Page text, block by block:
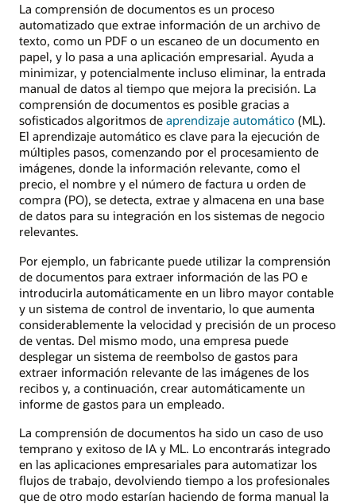
La comprensión de documentos es un proceso
automatizado que extrae información de un archivo de
texto, como un PDF o un escaneo de un documento en
papel, y lo pasa a una aplicación empresarial. Ayuda a
minimizar, y potencialmente incluso eliminar, la entrada
manual de datos al tiempo que mejora la precisión. La
comprensión de documentos es posible gracias a
sofisticados algoritmos de aprendizaje automático (ML).
El aprendizaje automático es clave para la ejecución de
múltiples pasos, comenzando por el procesamiento de
imágenes, donde la información relevante, como el
precio, el nombre y el número de factura u orden de
compra (PO), se detecta, extrae y almacena en una base
de datos para su integración en los sistemas de negocio
relevantes.
Por ejemplo, un fabricante puede utilizar la comprensión
de documentos para extraer información de las PO e
introducirla automáticamente en un libro mayor contable
y un sistema de control de inventario, lo que aumenta
considerablemente la velocidad y precisión de un proceso
de ventas. Del mismo modo, una empresa puede
desplegar un sistema de reembolso de gastos para
extraer información relevante de las imágenes de los
recibos y, a continuación, crear automáticamente un
informe de gastos para un empleado.
La comprensión de documentos ha sido un caso de uso
temprano y exitoso de IA y ML. Lo encontrarás integrado
en las aplicaciones empresariales para automatizar los
flujos de trabajo, devolviendo tiempo a los profesionales
que de otro modo estarían haciendo de forma manual la